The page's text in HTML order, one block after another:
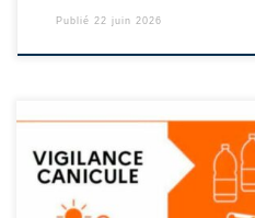
Publié 22 juin 2026